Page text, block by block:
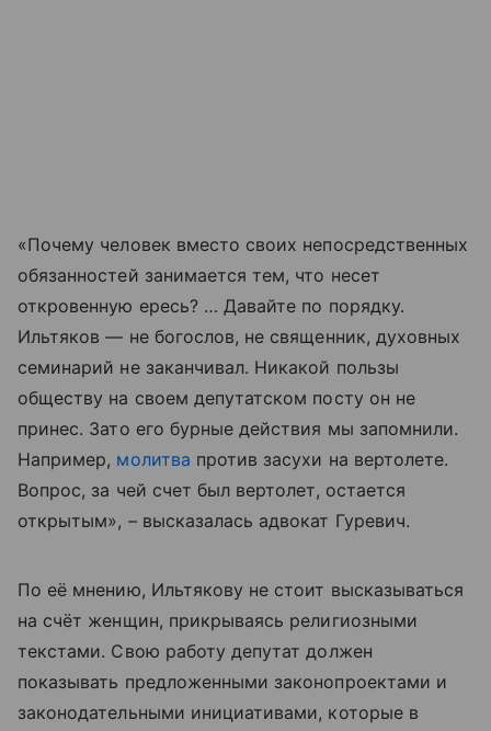
«Почему человек вместо своих непосредственных
обязанностей занимается тем, что несет
откровенную ересь? … Давайте по порядку.
Ильтяков — не богослов, не священник, духовных
семинарий не заканчивал. Никакой пользы
обществу на своем депутатском посту он не
принес. Зато его бурные действия мы запомнили.
Например, молитва против засухи на вертолете.
Вопрос, за чей счет был вертолет, остается
открытым», – высказалась адвокат Гуревич.
По её мнению, Ильтякову не стоит высказываться
на счёт женщин, прикрываясь религиозными
текстами. Свою работу депутат должен
показывать предложенными законопроектами и
законодательными инициативами, которые в